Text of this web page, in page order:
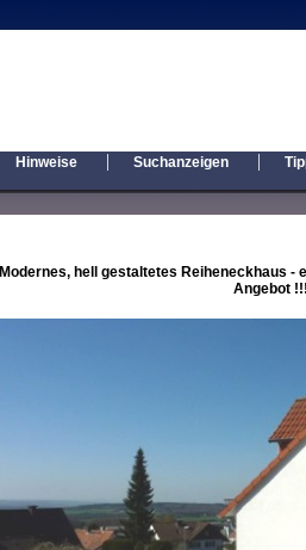
Hinweise | Suchanzeigen |
Modernes, hell gestaltetes Reiheneckhaus -
Angebot !!!